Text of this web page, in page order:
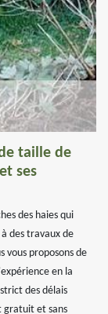
taille de
ses
des haies qui
des travaux de
vous proposons de
en la
des délais
gratuit et sans